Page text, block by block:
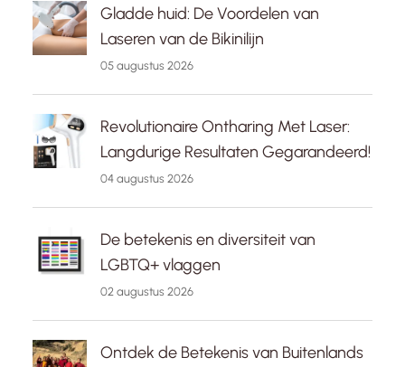
Gladde huid: De Voordelen van
Laseren van de Bikinilijn
05 augustus 2026
Revolutionaire Ontharing Met Laser:
Langdurige Resultaten Gegarandeerd!
04 augustus 2026
De betekenis en diversiteit van
LGBTQ+ vlaggen
02 augustus 2026
Ontdek de Betekenis van Buitenlands